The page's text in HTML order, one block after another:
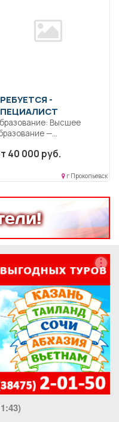
-
Высшее
—
Специалист
40 000 руб.
г Прокопьевск